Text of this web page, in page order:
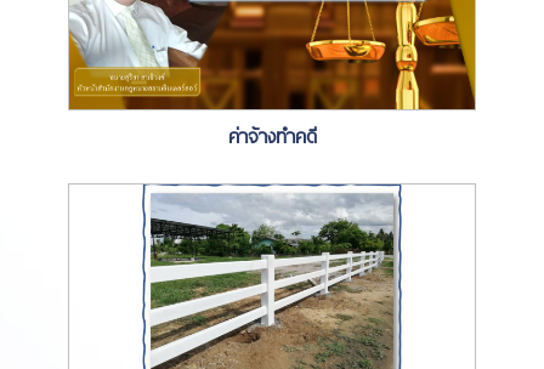
ค่าจ้างทำคดี